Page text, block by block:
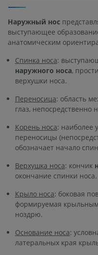
Наружный нос
выступающее
анатомическим
Спинка носа:
наружного носа,
верхушки носа.
Переносица: область
глаз, непосредственно
Корень носа: наиболее
переносицы
обозначает начало
Верхушка носа: кончик
окончание спинки носа.
Крыло носа: боковая
формируемая
ноздрю.
Основание носа:
латеральных края